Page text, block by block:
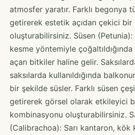
atmosfer yaratır. Farklı begonya
getirerek estetik açıdan çekici
oluşturabilirsiniz. Süsen (Petunia):
kesme yöntemiyle
açan bitkiler haline gelir.
saksılarda kullanıldığında
bir şekilde süsler. Farklı süsen
getirerek görsel olarak etkileyici
kombinasyonu oluşturabilirsiniz.
(Calibrachoa): Sarı kantaron, kök